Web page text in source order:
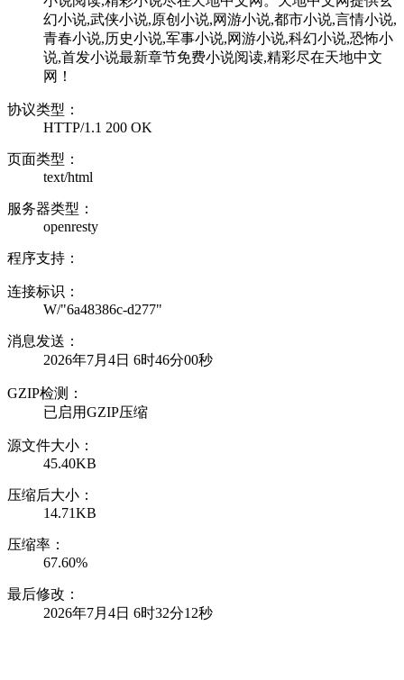
幻小说,武侠小说,原创小说,网游小说,都市小说,言情小说,
青春小说,历史小说,军事小说,网游小说,科幻小说,恐怖小
说,首发小说最新章节免费小说阅读,精彩尽在天地中文
网！
协议类型：
HTTP/1.1 200 OK
页面类型：
text/html
服务器类型：
openresty
程序支持：
连接标识：
W/"6a48386c-d277"
消息发送：
2026年7月4日 6时46分00秒
GZIP检测：
已启用GZIP压缩
源文件大小：
45.40KB
压缩后大小：
14.71KB
压缩率：
67.60%
最后修改：
2026年7月4日 6时32分12秒